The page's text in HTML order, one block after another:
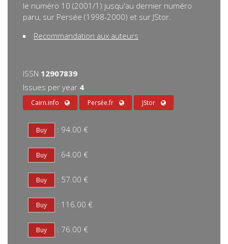
le numéro 10 (2001/1) jusqu'au dernier numéro
paru, sur Persée (1998-2000) et sur JStor.
Recommandation aux auteurs
ISSN 12907839
Issues per year 4
Cairn.info Persée.fr JStor
: 94.00 €
: 64.00 €
: 57.00 €
: 116.00 €
: 76.00 €